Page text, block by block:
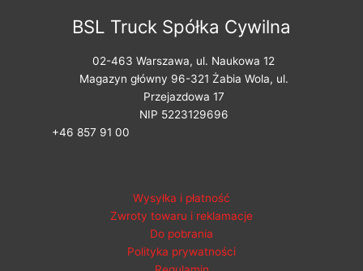
BSL Truck Spółka Cywilna
02-463 Warszawa, ul. Naukowa 12
Magazyn główny 96-321 Żabia Wola, ul.
Przejazdowa 17
NIP 5223129696
+46 857 91 00
Wysyłka i płatność
Zwroty towaru i reklamacje
Do pobrania
Polityka prywatności